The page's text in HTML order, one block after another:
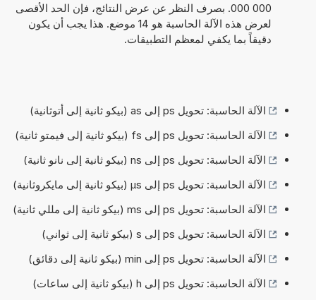
000 000. بصرف النظر عن عرض النتائج، فإن الحد الأقصى
لعرض هذه الآلة الحاسبة هو 14 موضع. هذا يجب أن يكون
دقيقاً بما يكفي لمعظم التطبيقات.
الآلة الحاسبة: تحويل ps إلى as (بيكو ثانية إلى أتوثانية)
الآلة الحاسبة: تحويل ps إلى fs (بيكو ثانية إلى فيمتو ثانية)
الآلة الحاسبة: تحويل ps إلى ns (بيكو ثانية إلى نانو ثانية)
الآلة الحاسبة: تحويل ps إلى µs (بيكو ثانية إلى مايكروثانية)
الآلة الحاسبة: تحويل ps إلى ms (بيكو ثانية إلى مللي ثانية)
الآلة الحاسبة: تحويل ps إلى s (بيكو ثانية إلى ثواني)
الآلة الحاسبة: تحويل ps إلى min (بيكو ثانية إلى دقائق)
الآلة الحاسبة: تحويل ps إلى h (بيكو ثانية إلى ساعات)